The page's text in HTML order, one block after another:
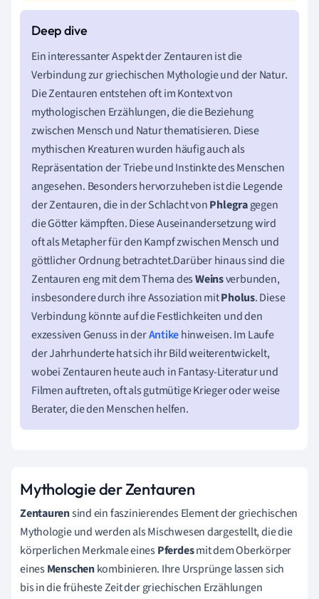
Ein interessanter Aspekt der Zentauren ist die
Verbindung zur griechischen Mythologie und der Natur.
Die Zentauren entstehen oft im Kontext von
mythologischen Erzählungen, die die Beziehung
zwischen Mensch und Natur thematisieren. Diese
mythischen Kreaturen wurden häufig auch als
Repräsentation der Triebe und Instinkte des Menschen
angesehen. Besonders hervorzuheben ist die Legende
der Zentauren, die in der Schlacht vonPhlegragegen
die Götter kämpften. Diese Auseinandersetzung wird
oft als Metapher für den Kampf zwischen Mensch und
göttlicher Ordnung betrachtet.Darüber hinaus sind die
Zentauren eng mit dem Thema desWeinsverbunden,
insbesondere durch ihre Assoziation mitPholus. Diese
Verbindung könnte auf die Festlichkeiten und den
exzessiven Genuss in derAntikehinweisen. Im Laufe
der Jahrhunderte hat sich ihr Bild weiterentwickelt,
wobei Zentauren heute auch in Fantasy-Literatur und
Filmen auftreten, oft als gutmütige Krieger oder weise
Berater, die den Menschen helfen.
Mythologie der Zentauren
Zentaurensind ein faszinierendes Element der griechischen
Mythologie und werden als Mischwesen dargestellt, die die
körperlichen Merkmale einesPferdesmit dem Oberkörper
einesMenschenkombinieren. Ihre Ursprünge lassen sich
bis in die früheste Zeit der griechischen Erzählungen